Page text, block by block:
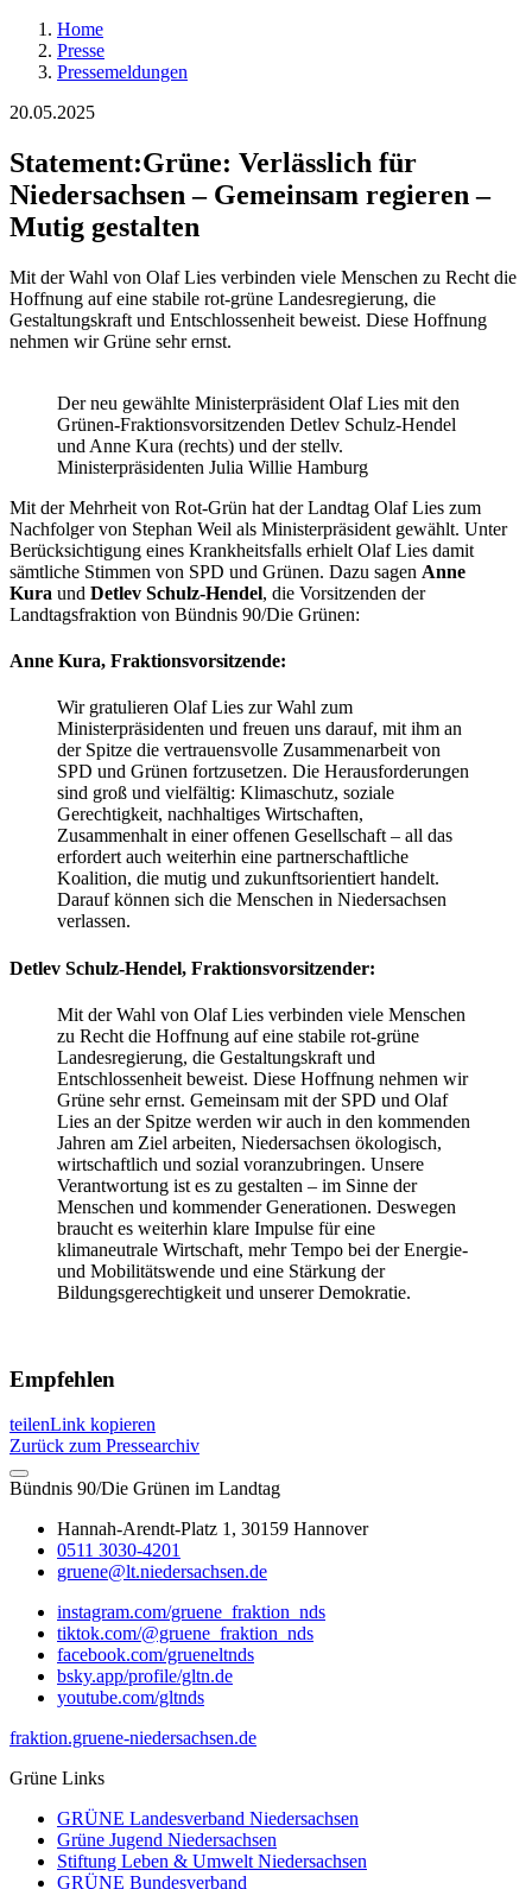
Home
Presse
Pressemeldungen
20.05.2025
Statement:Grüne: Verlässlich für
Niedersachsen – Gemeinsam regieren –
Mutig gestalten
Mit der Wahl von Olaf Lies verbinden viele Menschen zu Recht die
Hoffnung auf eine stabile rot-grüne Landesregierung, die
Gestaltungskraft und Entschlossenheit beweist. Diese Hoffnung
nehmen wir Grüne sehr ernst.
Der neu gewählte Ministerpräsident Olaf Lies mit den
Grünen-Fraktionsvorsitzenden Detlev Schulz-Hendel
und Anne Kura (rechts) und der stellv.
Ministerpräsidenten Julia Willie Hamburg
Mit der Mehrheit von Rot-Grün hat der Landtag Olaf Lies zum
Nachfolger von Stephan Weil als Ministerpräsident gewählt. Unter
Berücksichtigung eines Krankheitsfalls erhielt Olaf Lies damit
sämtliche Stimmen von SPD und Grünen. Dazu sagen Anne
Kura und Detlev Schulz-Hendel, die Vorsitzenden der
Landtagsfraktion von Bündnis 90/Die Grünen:
Anne Kura, Fraktionsvorsitzende:
Wir gratulieren Olaf Lies zur Wahl zum
Ministerpräsidenten und freuen uns darauf, mit ihm an
der Spitze die vertrauensvolle Zusammenarbeit von
SPD und Grünen fortzusetzen. Die Herausforderungen
sind groß und vielfältig: Klimaschutz, soziale
Gerechtigkeit, nachhaltiges Wirtschaften,
Zusammenhalt in einer offenen Gesellschaft – all das
erfordert auch weiterhin eine partnerschaftliche
Koalition, die mutig und zukunftsorientiert handelt.
Darauf können sich die Menschen in Niedersachsen
verlassen.
Detlev Schulz-Hendel, Fraktionsvorsitzender:
Mit der Wahl von Olaf Lies verbinden viele Menschen
zu Recht die Hoffnung auf eine stabile rot-grüne
Landesregierung, die Gestaltungskraft und
Entschlossenheit beweist. Diese Hoffnung nehmen wir
Grüne sehr ernst. Gemeinsam mit der SPD und Olaf
Lies an der Spitze werden wir auch in den kommenden
Jahren am Ziel arbeiten, Niedersachsen ökologisch,
wirtschaftlich und sozial voranzubringen. Unsere
Verantwortung ist es zu gestalten – im Sinne der
Menschen und kommender Generationen. Deswegen
braucht es weiterhin klare Impulse für eine
klimaneutrale Wirtschaft, mehr Tempo bei der Energie-
und Mobilitätswende und eine Stärkung der
Bildungsgerechtigkeit und unserer Demokratie.
Empfehlen
teilenLink kopieren
Zurück zum Pressearchiv
Bündnis 90/Die Grünen im Landtag
Hannah-Arendt-Platz 1, 30159 Hannover
0511 3030-4201
gruene@lt.niedersachsen.de
instagram.com/gruene_fraktion_nds
tiktok.com/@gruene_fraktion_nds
facebook.com/grueneltnds
bsky.app/profile/gltn.de
youtube.com/gltnds
fraktion.gruene-niedersachsen.de
Grüne Links
GRÜNE Landesverband Niedersachsen
Grüne Jugend Niedersachsen
Stiftung Leben & Umwelt Niedersachsen
GRÜNE Bundesverband